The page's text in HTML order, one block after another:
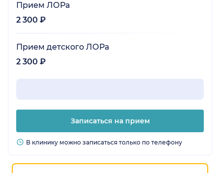
Прием ЛОРа
2 300 ₽
Прием детского ЛОРа
2 300 ₽
Записаться на прием
В клинику можно записаться только по телефону